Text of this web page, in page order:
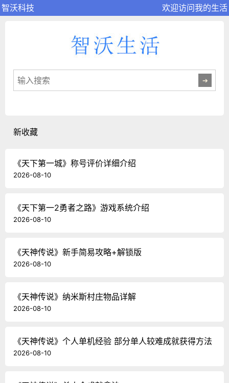
智沃科技 欢迎访问我的生活
新收藏
《天下第一城》称号评价详细介绍
2026-08-10
《天下第一2勇者之路》游戏系统介绍
2026-08-10
《天神传说》新手简易攻略+解锁版
2026-08-10
《天神传说》纳米斯村庄物品详解
2026-08-10
《天神传说》个人单机经验 部分单人较难成就获得方法
2026-08-10